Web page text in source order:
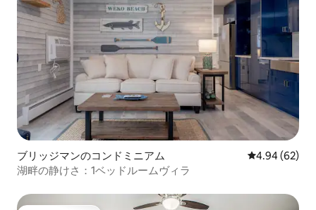
ブリッジマンのコンドミニアム レビュー62
4.94 (62)
湖畔の静けさ：1ベッドルームヴィラ